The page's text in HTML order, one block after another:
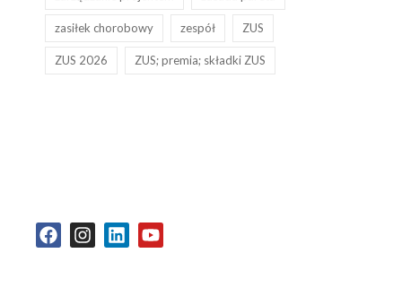
zasiłek chorobowy zespół ZUS
ZUS 2026 ZUS; premia; składki ZUS